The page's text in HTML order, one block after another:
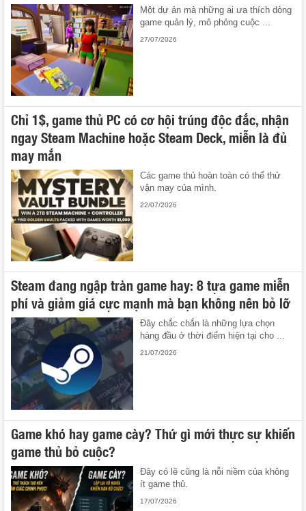
Một dự án mà những ai ưa thích dòng
game quản lý, mô phỏng cuộc ...
27/07/2026
Chỉ 1$, game thủ PC có cơ hội trúng độc đắc, nhận
ngay Steam Machine hoặc Steam Deck, miễn là đủ
may mắn
Các game thủ hoàn toàn có thể thử
vận may của mình.
22/07/2026
Steam đang ngập tràn game hay: 8 tựa game miễn
phí và giảm giá cực mạnh mà bạn không nên bỏ lỡ
Đây chắc chắn là những lựa chọn
hàng đầu ở thời điểm hiện tại cho ...
21/07/2026
Game khó hay game cày? Thứ gì mới thực sự khiến
game thủ bỏ cuộc?
Đây có lẽ cũng là nỗi niềm của không
ít game thủ.
17/07/2026